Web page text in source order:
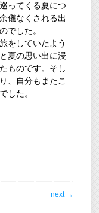
ってくる夏につ
儀なくされる出
でした。
をしていたよう
夏の思い出に浸
ものです。そし
、自分もまたこ
した。
next →